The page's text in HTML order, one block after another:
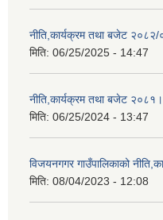
नीति,कार्यक्रम तथा बजेट २०८२/
मिति: 06/25/2025 - 14:47
नीति,कार्यक्रम तथा बजेट
मिति: 06/25/2024 - 13:47
विजयनगगर गाउँपालिकाको
मिति: 08/04/2023 - 12:08